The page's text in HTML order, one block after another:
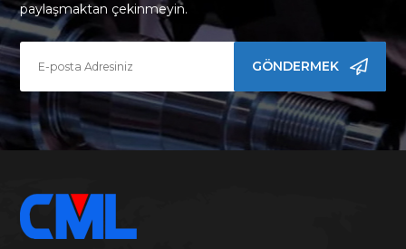
paylaşmaktan çekinmeyin.
GÖNDERMEK